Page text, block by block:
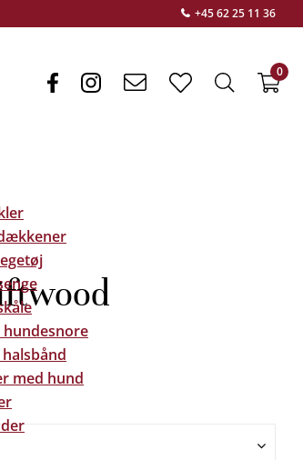
+45 62 25 11 36
hundesnore
med hund
facebookinstagramenvelopeheart
search0